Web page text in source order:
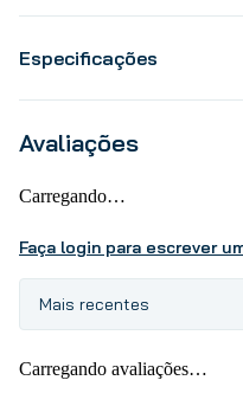
Especificações
Avaliações
Carregando…
Faça login para escrever
Mais recentes
Carregando avaliações…